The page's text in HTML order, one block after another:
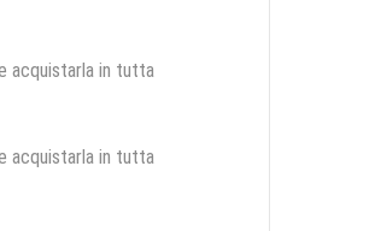
acquistarla in tutta
acquistarla in tutta